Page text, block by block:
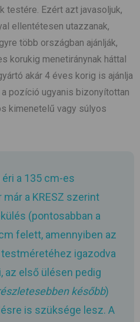
testére. Ezért azt javasoljuk,
ellentétesen utazzanak,
több országban ajánlják,
korukig menetiránynak háttal
akár 4 éves korig is ajánlja
pozíció ugyanis bizonyítottan
kimenetelű vagy súlyos
a 135 cm-es
a KRESZ szerint
(pontosabban a
felett, amennyiben az
igazodva
az első ülésen pedig
később)
is szüksége lesz. A